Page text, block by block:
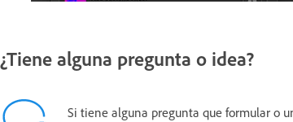
¿Tiene alguna pregunta o idea?
Si tiene alguna pregunta que formular o